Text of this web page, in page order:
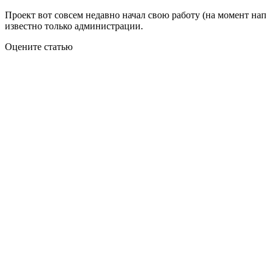
Проект вот совсем недавно начал свою работу (на момент
известно только администрации.
Оцените статью